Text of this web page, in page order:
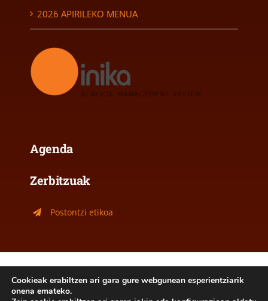
2026 APIRILEKO MENUA
Agenda
Zerbitzuak
Postontzi etikoa
Cookieak erabiltzen ari gara gure webgunean esperientziarik
onena emateko.